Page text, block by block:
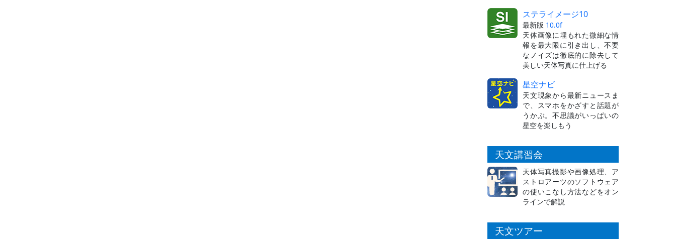
ステライメージ10
最新版 10.0f
天体画像に埋もれた微細な情
報を最大限に引き出し、不要
なノイズは徹底的に除去して
美しい天体写真に仕上げる
星空ナビ
天文現象から最新ニュースま
で、スマホをかざすと話題が
うかぶ。不思議がいっぱいの
星空を楽しもう
天文講習会
天体写真撮影や画像処理、ア
ストロアーツのソフトウェア
の使いこなし方法などをオン
ラインで解説
天文ツアー